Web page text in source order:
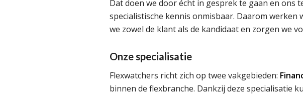
Dat doen we door écht in gesprek te gaan en ons
specialistische kennis onmisbaar. Daarom
we zowel de klant als de kandidaat en zorgen we
Onze specialisatie
Flexwatchers richt zich op twee vakgebieden:
binnen de flexbranche. Dankzij deze specialisatie